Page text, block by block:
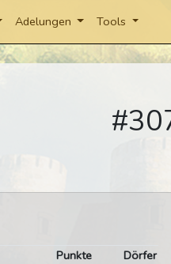
Adelungen Tools
Punkte
Dörfer